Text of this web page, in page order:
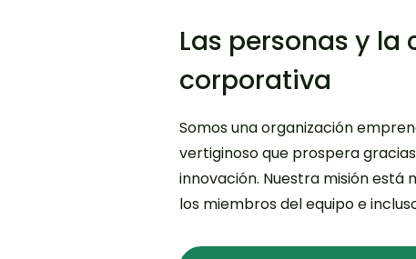
Las personas y la
corporativa
Somos una organización
vertiginoso que prospera
innovación. Nuestra misión está
los miembros del equipo e